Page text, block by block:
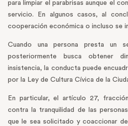
para limpiar el parabrisas aunque el
servicio. En algunos casos, al
cooperación económica o incluso se
Cuando una persona presta un
posteriormente busca obtener
insistencia, la conducta puede
por la Ley de Cultura Cívica de la
En particular, el artículo 27,
contra la tranquilidad de las
que le sea solicitado y coaccionar